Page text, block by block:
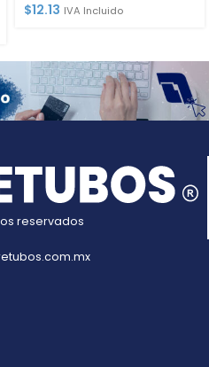
$12.13 IVA Incluido
reservados